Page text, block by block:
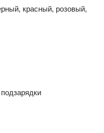
красный, розовый,